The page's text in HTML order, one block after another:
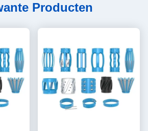
Producten